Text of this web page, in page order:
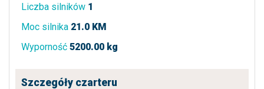
Liczba silników 1
Moc silnika 21.0 KM
Wyporność 5200.00 kg
Szczegóły czarteru